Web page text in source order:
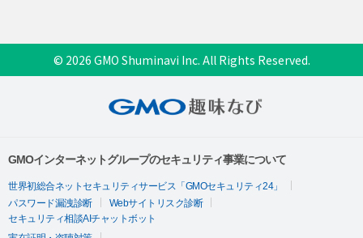
© 2026 GMO Shuminavi Inc. All Rights Reserved.